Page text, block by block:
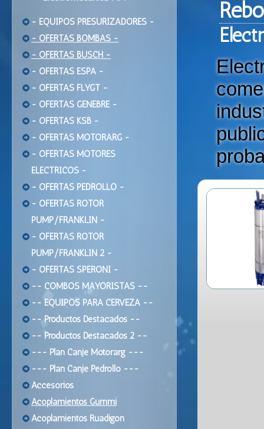
- EQUIPOS PRESURIZADORES -
- OFERTAS BOMBAS -
- OFERTAS BUSCH -
- OFERTAS ESPA -
- OFERTAS FLYGT -
- OFERTAS GENEBRE -
- OFERTAS KSB -
- OFERTAS MOTORARG -
- OFERTAS MOTORES
ELECTRICOS -
- OFERTAS PEDROLLO -
- OFERTAS ROTOR
PUMP/FRANKLIN -
- OFERTAS ROTOR
PUMP/FRANKLIN 2 -
- OFERTAS SPERONI -
-- COMBOS MAYORISTAS --
-- EQUIPOS PARA CERVEZA --
-- Productos Destacados --
-- Productos Destacados 2 --
--- Plan Canje Motorarg ---
--- Plan Canje Pedrollo ---
Accesorios
Acoplamientos Gummi
Acoplamientos Ruadigon
Ele